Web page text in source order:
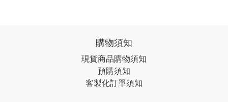
購物須知
現貨商品購物須知
預購須知
客製化訂單須知